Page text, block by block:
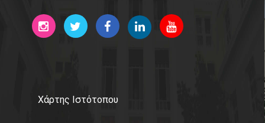
Χάρτης Ιστότοπου